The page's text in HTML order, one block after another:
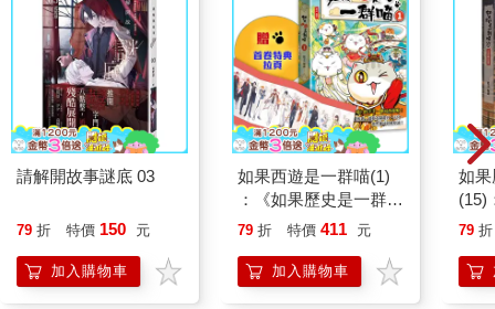
請解開故事謎底 03
79 折 特價 150 元
加入購物車
如果西遊是一群喵(1)
：《如果歷史是一群
喵》作者最新力作，附
79 折 特價 411 元
加入購物車
如
(15)
貓
79 折